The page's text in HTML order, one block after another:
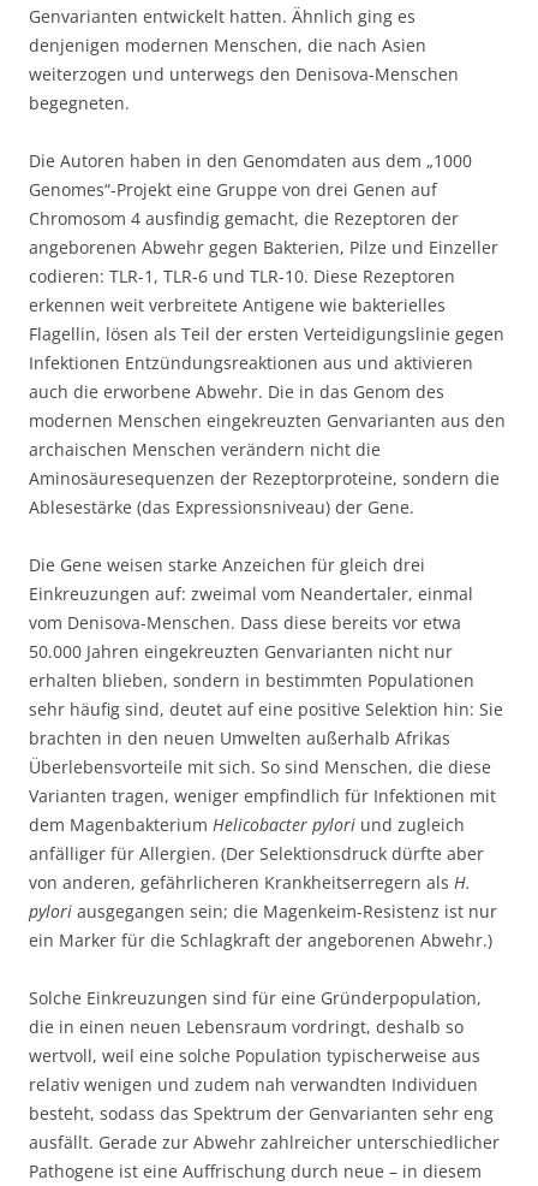
Genvarianten entwickelt hatten. Ähnlich ging es
denjenigen modernen Menschen, die nach Asien
weiterzogen und unterwegs den Denisova-Menschen
begegneten.
Die Autoren haben in den Genomdaten aus dem „1000
Genomes“-Projekt eine Gruppe von drei Genen auf
Chromosom 4 ausfindig gemacht, die Rezeptoren der
angeborenen Abwehr gegen Bakterien, Pilze und Einzeller
codieren: TLR-1, TLR-6 und TLR-10. Diese Rezeptoren
erkennen weit verbreitete Antigene wie bakterielles
Flagellin, lösen als Teil der ersten Verteidigungslinie gegen
Infektionen Entzündungsreaktionen aus und aktivieren
auch die erworbene Abwehr. Die in das Genom des
modernen Menschen eingekreuzten Genvarianten aus den
archaischen Menschen verändern nicht die
Aminosäuresequenzen der Rezeptorproteine, sondern die
Ablesestärke (das Expressionsniveau) der Gene.
Die Gene weisen starke Anzeichen für gleich drei
Einkreuzungen auf: zweimal vom Neandertaler, einmal
vom Denisova-Menschen. Dass diese bereits vor etwa
50.000 Jahren eingekreuzten Genvarianten nicht nur
erhalten blieben, sondern in bestimmten Populationen
sehr häufig sind, deutet auf eine positive Selektion hin: Sie
brachten in den neuen Umwelten außerhalb Afrikas
Überlebensvorteile mit sich. So sind Menschen, die diese
Varianten tragen, weniger empfindlich für Infektionen mit
dem Magenbakterium Helicobacter pylori und zugleich
anfälliger für Allergien. (Der Selektionsdruck dürfte aber
von anderen, gefährlicheren Krankheitserregern als H.
pylori ausgegangen sein; die Magenkeim-Resistenz ist nur
ein Marker für die Schlagkraft der angeborenen Abwehr.)
Solche Einkreuzungen sind für eine Gründerpopulation,
die in einen neuen Lebensraum vordringt, deshalb so
wertvoll, weil eine solche Population typischerweise aus
relativ wenigen und zudem nah verwandten Individuen
besteht, sodass das Spektrum der Genvarianten sehr eng
ausfällt. Gerade zur Abwehr zahlreicher unterschiedlicher
Pathogene ist eine Auffrischung durch neue – in diesem